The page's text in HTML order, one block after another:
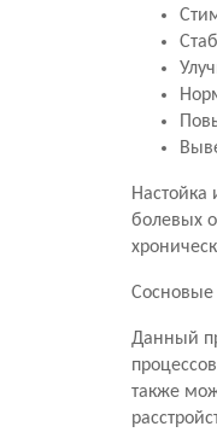
болевых
Сосновые
Данный
также